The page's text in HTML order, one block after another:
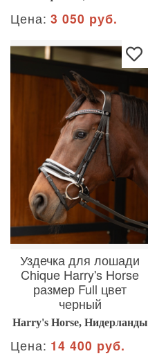
Цена: 3 050 руб.
Уздечка для лошади
Chique Harry's Horse
размер Full цвет
черный
Harry's Horse, Нидерланды
Цена: 14 400 руб.